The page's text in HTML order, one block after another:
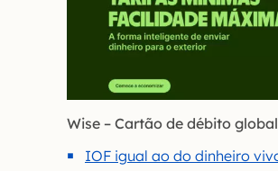
Wise – Cartão de débito global
IOF igual ao do dinheiro